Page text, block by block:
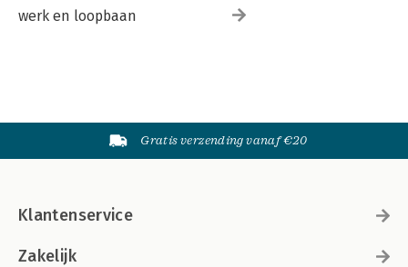
werk en loopbaan
Gratis verzending vanaf €20
Klantenservice
Zakelijk